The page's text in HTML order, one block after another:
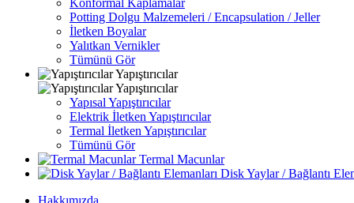
Konformal Kaplamalar
Potting Dolgu Malzemeleri / Encapsulation / Jeller
İletken Boyalar
Yalıtkan Vernikler
Tümünü Gör
Yapıştırıcılar
Yapıştırıcılar
Yapısal Yapıştırıcılar
Elektrik İletken Yapıştırıcılar
Termal İletken Yapıştırıcılar
Tümünü Gör
Termal Macunlar
Disk Yaylar / Bağlantı
Hakkımızda